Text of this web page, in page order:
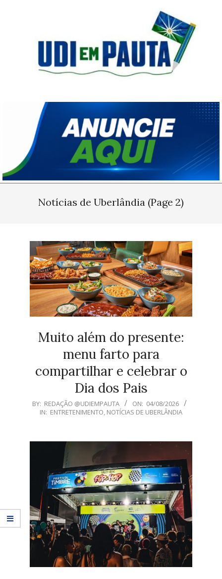
Pauta
Notícias de Uberlândia (Page 2)
Muito além do presente:
menu farto para
compartilhar e celebrar o
Dia dos Pais
2026-
08-
BY: REDAÇÃO @UDIEMPAUTA ON: 04/08/2026
IN: ENTRETENIMENTO, NOTÍCIAS DE UBERLÂNDIA